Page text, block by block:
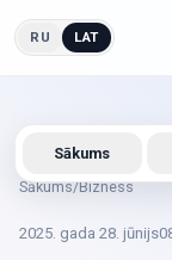
RU LAT
Sākums/Bizness
2025. gada 28. jūnijs
Sākums